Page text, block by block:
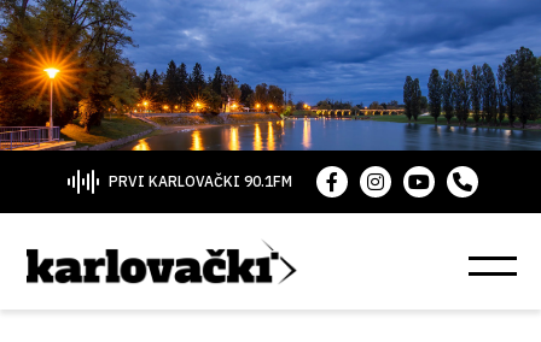
PRVI KARLOVAČKI 90.1FM